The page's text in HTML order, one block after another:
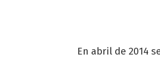
En abril de 2014